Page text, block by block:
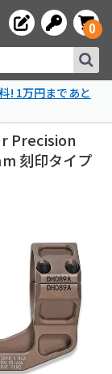
0
! 1万円まであと
Precision
刻印タイプ